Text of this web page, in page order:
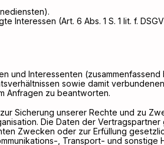
Interessen (Art. 6 Abs. 1 S. 1 lit. f.
und Interessenten (zusammenfassend
sowie damit
Anfragen zu beantworten.
Sicherung unserer Rechte und zu
Die Daten der Vertragspartner
Zwecken oder zur Erfüllung
, Transport- und sonstige